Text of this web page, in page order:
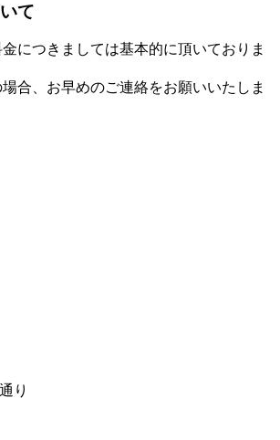
て
につきましては基本的に頂いておりま
合、お早めのご連絡をお願いいたしま
り